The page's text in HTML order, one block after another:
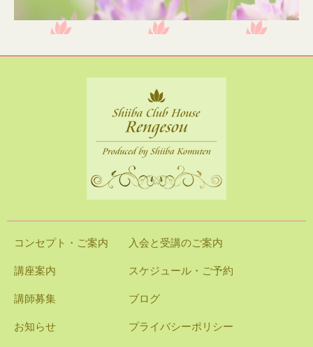
コンセプト・ご案内 入会と受講のご案内
講座案内 スケジュール・ご予約
講師募集 ブログ
お知らせ プライバシーポリシー